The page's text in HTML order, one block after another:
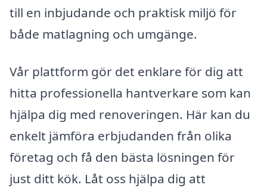
till en inbjudande och praktisk miljö för
både matlagning och umgänge.
Vår plattform gör det enklare för dig att
hitta professionella hantverkare som kan
hjälpa dig med renoveringen. Här kan du
enkelt jämföra erbjudanden från olika
företag och få den bästa lösningen för
just ditt kök. Låt oss hjälpa dig att